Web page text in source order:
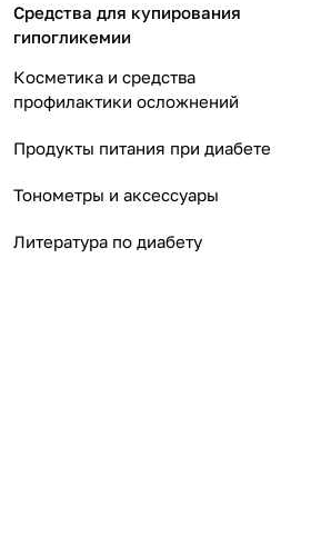
Средства для купирования
гипогликемии
Косметика и средства
профилактики осложнений
Продукты питания при диабете
Тонометры и аксессуары
Литература по диабету